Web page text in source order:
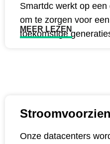
Smartdc werkt op
om te zorgen voor
toekomstige
MEER LEZEN
Onze datacenters